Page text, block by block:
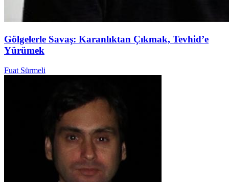
Gölgelerle Savaş: Karanlıktan Çıkmak, Tevhid’e
Yürümek
Fuat Sürmeli